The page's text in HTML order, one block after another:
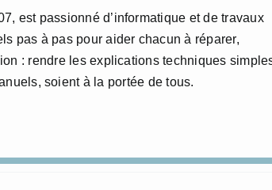
est passionné d’informatique et de travaux
pas à pas pour aider chacun à réparer,
: rendre les explications techniques
soient à la portée de tous.